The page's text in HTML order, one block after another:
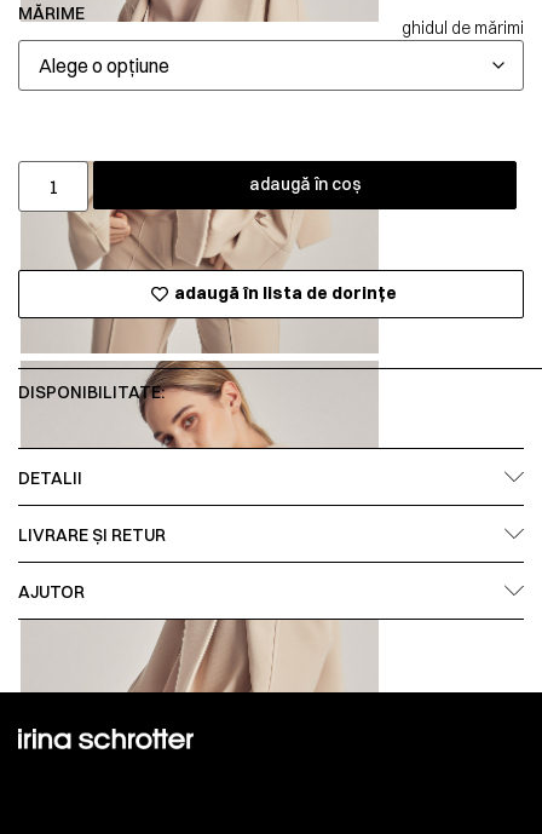
MĂRIME
ghidul de mărimi
adaugă în coș
adaugă în lista de dorințe
DISPONIBILITATE:
DETALII
LIVRARE ȘI RETUR
AJUTOR